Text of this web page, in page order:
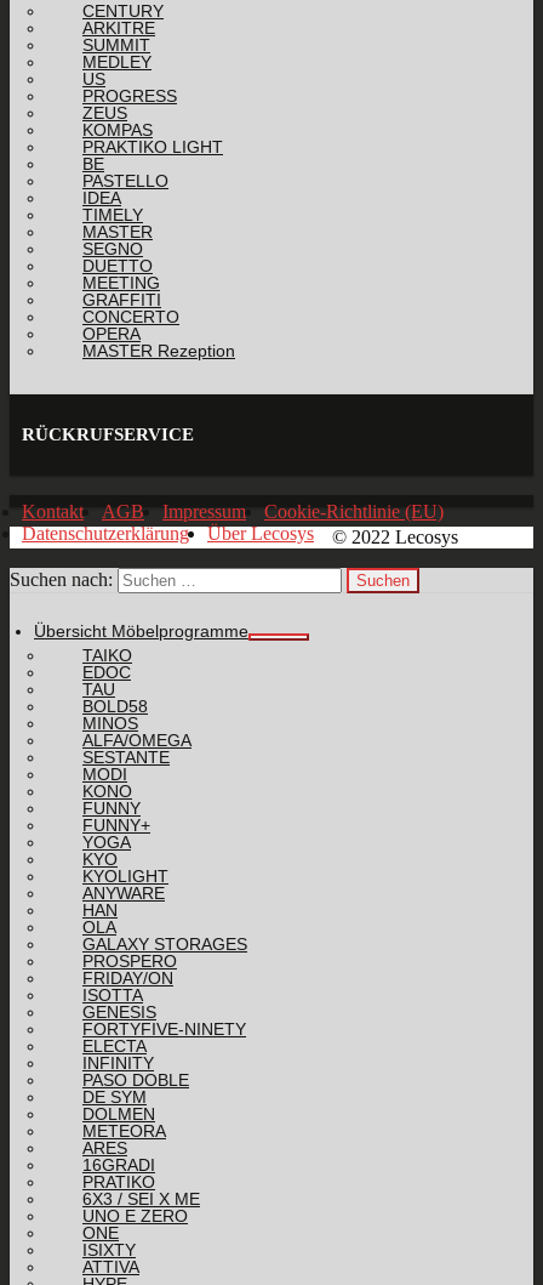
CENTURY
ARKITRE
SUMMIT
MEDLEY
US
PROGRESS
ZEUS
KOMPAS
PRAKTIKO LIGHT
BE
PASTELLO
IDEA
TIMELY
MASTER
SEGNO
DUETTO
MEETING
GRAFFITI
CONCERTO
OPERA
MASTER Rezeption
RÜCKRUFSERVICE
Kontakt AGB Impressum
Cookie-Richtlinie (EU)
Datenschutzerklärung
Über Lecosys © 2022 Lecosys
Suchen nach:
Übersicht Möbelprogramme
TAIKO
EDOC
TAU
BOLD58
MINOS
ALFA/OMEGA
SESTANTE
MODI
KONO
FUNNY
FUNNY+
YOGA
KYO
KYOLIGHT
ANYWARE
HAN
OLA
GALAXY STORAGES
PROSPERO
FRIDAY/ON
ISOTTA
GENESIS
FORTYFIVE-NINETY
ELECTA
INFINITY
PASO DOBLE
DE SYM
DOLMEN
METEORA
ARES
16GRADI
PRATIKO
6X3 / SEI X ME
UNO E ZERO
ONE
ISIXTY
ATTIVA